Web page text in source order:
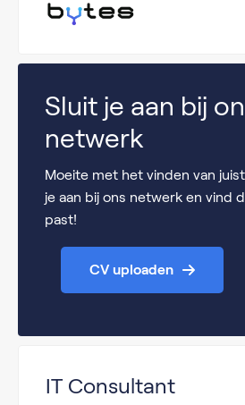
Sluit je aan bij
netwerk
Moeite met het vinden van
je aan bij ons netwerk en vind
past!
CV uploaden
IT Consultant